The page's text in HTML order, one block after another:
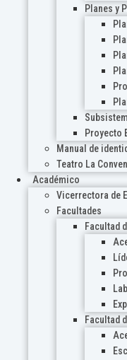
Planes y
Proyecto
Manual de
Teatro La
Académico
Vicerrectora de
Facultades
Facultad
Facultad